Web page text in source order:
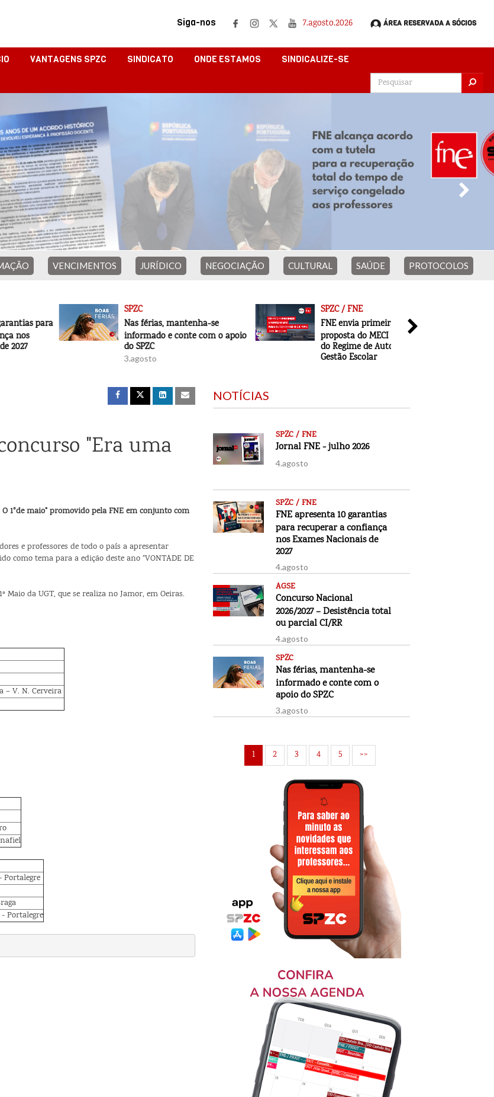
Siga-nos 7.agosto.2026 ÁREA RESERVADA A SÓCIOS
VANTAGENS SPZC SINDICATO ONDE ESTAMOS SINDICALIZE-SE
VENCIMENTOS JURÍDICO NEGOCIAÇÃO CULTURAL SAÚDE PROTOCOLOS
SPZC
Nas férias, mantenha-se
informado e conte com o apoio
SPZC / FNE
FNE envia primeira reação à
proposta do MECI para a revisão
do Regime de Autonomia e
"Era uma
1°de maio" promovido pela FNE em conjunto com
e professores de todo o país a apresentar
como tema para a edição deste ano “VONTADE DE
da UGT, que se realiza no Jamor, em Oeiras.
– V. N. Cerveira
Portalegre
Portalegre
NOTÍCIAS
SPZC / FNE
Jornal FNE - julho 2026
4.agosto
SPZC / FNE
FNE apresenta 10 garantias
para recuperar a confiança
nos Exames Nacionais de
2027
4.agosto
AGSE
Concurso Nacional
2026/2027 – Desistência total
ou parcial CI/RR
4.agosto
SPZC
Nas férias, mantenha-se
informado e conte com o
apoio do SPZC
3.agosto
1 2 3 4 5 >>